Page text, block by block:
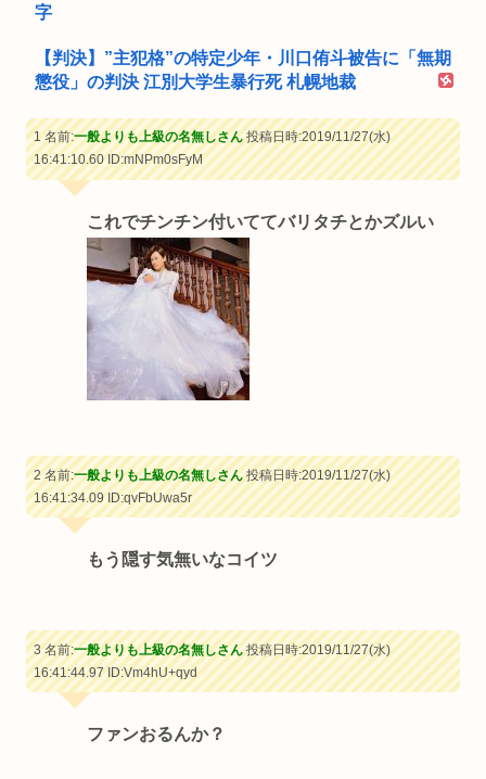
字
【判決】”主犯格”の特定少年・川口侑斗被告に「無期
懲役」の判決 江別大学生暴行死 札幌地裁
1 名前:一般よりも上級の名無しさん投稿日時:2019/11/27(水)
16:41:10.60ID:mNPm0sFyM
これでチンチン付いててバリタチとかズルい
2 名前:一般よりも上級の名無しさん投稿日時:2019/11/27(水)
16:41:34.09ID:qvFbUwa5r
もう隠す気無いなコイツ
3 名前:一般よりも上級の名無しさん投稿日時:2019/11/27(水)
16:41:44.97ID:Vm4hU+qyd
ファンおるんか？